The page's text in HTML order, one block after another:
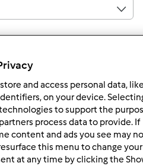
2 | Última entrada
and access personal data,
on your device.
to support the
process data to provide. If
content and ads you see may
this menu to change your
at any time by clicking the